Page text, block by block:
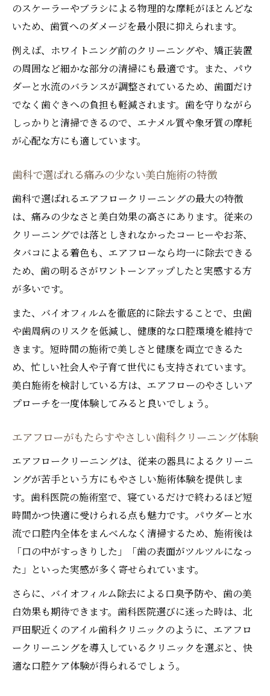
のスケーラーやブラシによる物理的な摩耗がほとんどな
いため、歯質へのダメージを最小限に抑えられます。
例えば、ホワイトニング前のクリーニングや、矯正装置
の周囲など細かな部分の清掃にも最適です。また、パウ
ダーと水流のバランスが調整されているため、歯面だけ
でなく歯ぐきへの負担も軽減されます。歯を守りながら
しっかりと清掃できるので、エナメル質や象牙質の摩耗
が心配な方にも適しています。
歯科で選ばれる痛みの少ない美白施術の特徴
歯科で選ばれるエアフロークリーニングの最大の特徴
は、痛みの少なさと美白効果の高さにあります。従来の
クリーニングでは落としきれなかったコーヒーやお茶、
タバコによる着色も、エアフローなら均一に除去できる
ため、歯の明るさがワントーンアップしたと実感する方
が多いです。
また、バイオフィルムを徹底的に除去することで、虫歯
や歯周病のリスクを低減し、健康的な口腔環境を維持で
きます。短時間の施術で美しさと健康を両立できるた
め、忙しい社会人や子育て世代にも支持されています。
美白施術を検討している方は、エアフローのやさしいア
プローチを一度体験してみると良いでしょう。
エアフローがもたらすやさしい歯科クリーニング体験
エアフロークリーニングは、従来の器具によるクリーニ
ングが苦手という方にもやさしい施術体験を提供しま
す。歯科医院の施術室で、寝ているだけで終わるほど短
時間かつ快適に受けられる点も魅力です。パウダーと水
流で口腔内全体をまんべんなく清掃するため、施術後は
「口の中がすっきりした」「歯の表面がツルツルになっ
た」といった実感が多く寄せられています。
さらに、バイオフィルム除去による口臭予防や、歯の美
白効果も期待できます。歯科医院選びに迷った時は、北
戸田駅近くのアイル歯科クリニックのように、エアフロ
ークリーニングを導入しているクリニックを選ぶと、快
適な口腔ケア体験が得られるでしょう。